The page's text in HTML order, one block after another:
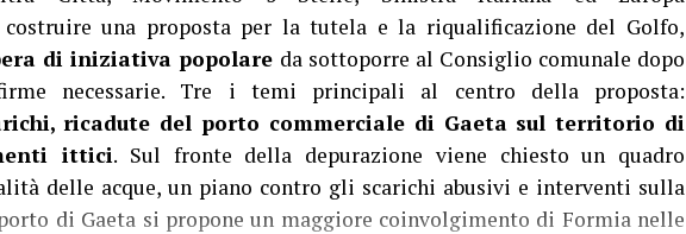
costruire una proposta per la tutela e la riqualificazione del Golfo,
di iniziativa popolare da sottoporre al Consiglio comunale dopo
necessarie. Tre i temi principali al centro della proposta:
ricadute del porto commerciale di Gaeta sul territorio di
ittici. Sul fronte della depurazione viene chiesto un quadro
delle acque, un piano contro gli scarichi abusivi e interventi sulla
di Gaeta si propone un maggiore coinvolgimento di Formia nelle